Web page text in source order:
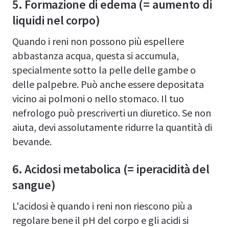
5. Formazione di edema (= aumento di
liquidi nel corpo)
Quando i reni non possono più espellere
abbastanza acqua, questa si accumula,
specialmente sotto la pelle delle gambe o
delle palpebre. Può anche essere depositata
vicino ai polmoni o nello stomaco. Il tuo
nefrologo può prescriverti un diuretico. Se non
aiuta, devi assolutamente ridurre la quantità di
bevande.
6. Acidosi metabolica (= iperacidità del
sangue)
L'acidosi è quando i reni non riescono più a
regolare bene il pH del corpo e gli acidi si